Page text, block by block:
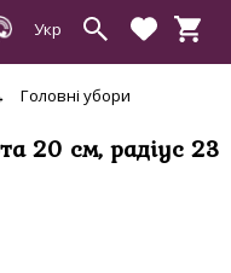
Головні убори
20 см, радіус 23